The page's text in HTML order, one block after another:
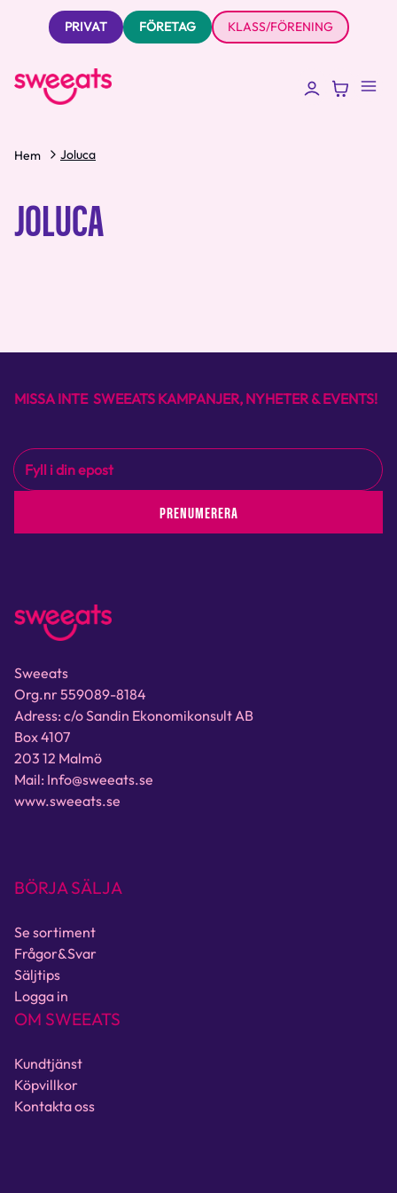
PRIVAT FÖRETAG KLASS/FÖRENING
Hem Joluca
JOLUCA
MISSA INTE SWEEATS KAMPANJER, NYHETER & EVENTS!
PRENUMERERA
Sweeats
Org.nr 559089-8184
Adress: c/o Sandin Ekonomikonsult AB
Box 4107
203 12 Malmö
Mail: Info@sweeats.se
www.sweeats.se
BÖRJA SÄLJA
Se sortiment
Frågor&Svar
Säljtips
Logga in
OM SWEEATS
Kundtjänst
Köpvillkor
Kontakta oss